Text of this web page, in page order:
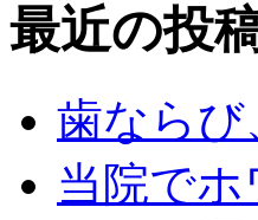
最近の投
歯ならび
当院で